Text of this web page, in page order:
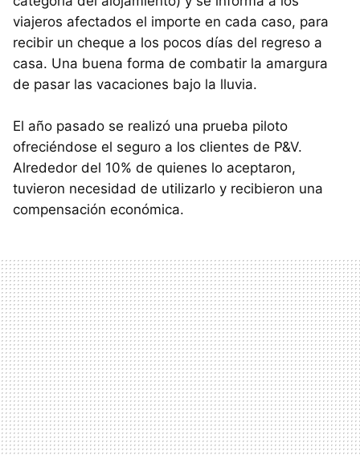
viajeros afectados el importe en cada caso, para
recibir un cheque a los pocos días del regreso a
casa. Una buena forma de combatir la amargura
de pasar las vacaciones bajo la lluvia.
El año pasado se realizó una prueba piloto
ofreciéndose el seguro a los clientes de P&V.
Alrededor del 10% de quienes lo aceptaron,
tuvieron necesidad de utilizarlo y recibieron una
compensación económica.